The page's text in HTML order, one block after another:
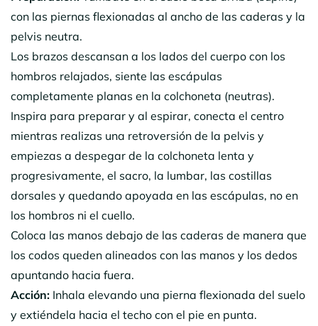
con las piernas flexionadas al ancho de las caderas y la
pelvis neutra.
Los brazos descansan a los lados del cuerpo con los
hombros relajados, siente las escápulas
completamente planas en la colchoneta (neutras).
Inspira para preparar y al espirar, conecta el centro
mientras realizas una retroversión de la pelvis y
empiezas a despegar de la colchoneta lenta y
progresivamente, el sacro, la lumbar, las costillas
dorsales y quedando apoyada en las escápulas, no en
los hombros ni el cuello.
Coloca las manos debajo de las caderas de manera que
los codos queden alineados con las manos y los dedos
apuntando hacia fuera.
Acción: Inhala elevando una pierna flexionada del suelo
y extiéndela hacia el techo con el pie en punta.